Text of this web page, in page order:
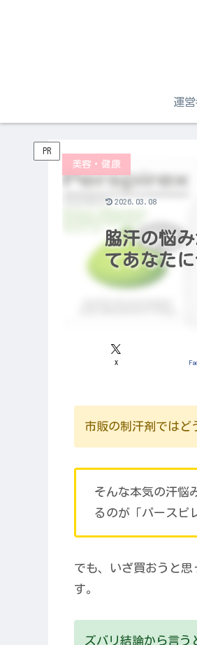
運
PR
脇汗の悩
てあなた
美容・健康
X
2026.03.08
市販の制汗剤ではど
そんな本気の汗悩
るのが「パースピ
でも、いざ買おうと
す。
ズバリ結論から言う